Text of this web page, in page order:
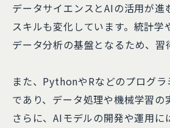
データサイエンスとAIの活用が進
スキルも変化しています。統計学
データ分析の基盤となるため、習
また、PythonやRなどのプログ
であり、データ処理や機械学習の
さらに、AIモデルの開発や運用に